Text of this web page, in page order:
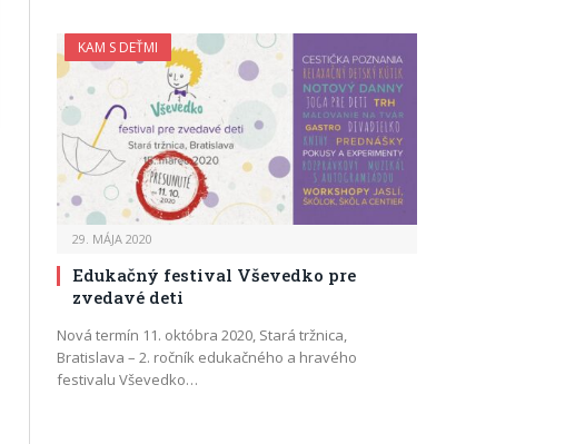
KAM S DEŤMI
29. MÁJA 2020
Edukačný festival Vševedko pre
zvedavé deti
Nová termín 11. októbra 2020, Stará tržnica,
Bratislava – 2. ročník edukačného a hravého
festivalu Vševedko…